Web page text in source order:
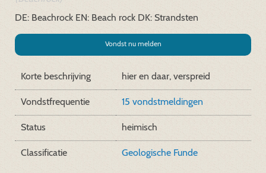
DE: Beachrock EN: Beach rock DK: Strandsten
Vondst nu melden
Korte beschrijving hier en daar, verspreid
Vondstfrequentie 15 vondstmeldingen
Status heimisch
Classificatie Geologische Funde